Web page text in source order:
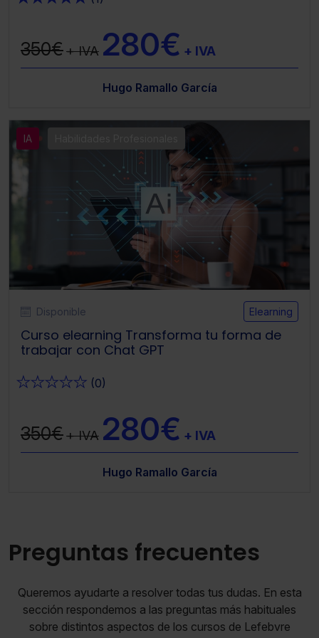
350€+ IVA 280€ + IVA
Hugo Ramallo García
IA
Disponible Elearning
Curso elearning Transforma tu forma de
trabajar con Chat GPT
★★★★★ (0)
350€+ IVA 280€ + IVA
Hugo Ramallo García
Preguntas frecuentes
Queremos ayudarte a resolver todas tus dudas. En esta
sección respondemos a las preguntas más habituales
sobre distintos aspectos de los cursos de Lefebvre